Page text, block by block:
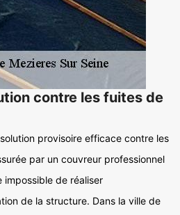
contre les fuites de
provisoire efficace contre les
par un couvreur professionnel
impossible de réaliser
de la structure. Dans la ville de